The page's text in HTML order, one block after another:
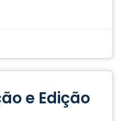
e Edição